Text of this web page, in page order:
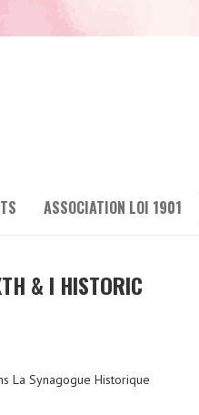
ASSOCIATION LOI 1901
& I HISTORIC
La Synagogue Historique